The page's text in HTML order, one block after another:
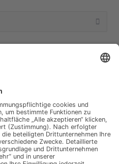
Intern
Software
Apple Zubehör
wissen
und iPod
OSX